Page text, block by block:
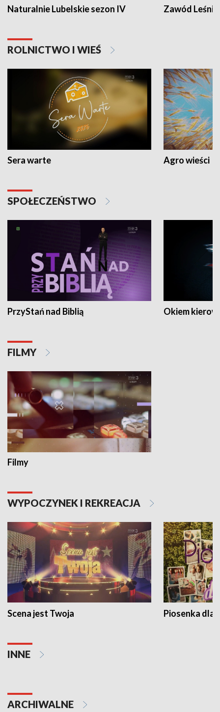
Naturalnie Lubelskie sezon IV Zawód Leśnik
ROLNICTWO I WIEŚ
Sera warte Agro wieści
SPOŁECZEŃSTWO
PrzyStań nad Biblią Okiem
FILMY
Filmy
WYPOCZYNEK I REKREACJA
Scena jest Twoja Piosenka dla
INNE
ARCHIWALNE